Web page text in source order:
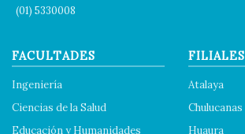
(01) 5330008
FACULTADES
Ingeniería
Ciencias de la Salud
Educación y Humanidades
FILIALES
Atalaya
Chulucanas
Huaura